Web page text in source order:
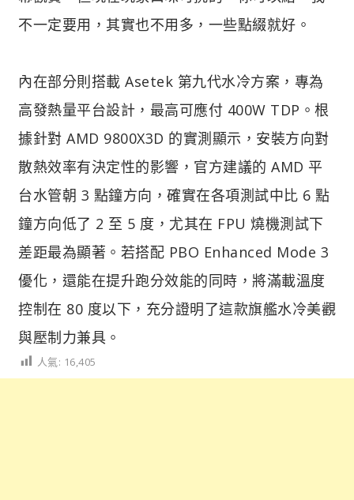
不一定要用，其實也不用多，一些點綴就好。
內在部分則搭載 Asetek 第九代水冷方案，專為
高發熱量平台設計，最高可應付 400W TDP。根
據針對 AMD 9800X3D 的實測顯示，安裝方向對
散熱效率有決定性的影響，官方建議的 AMD 平
台水管朝 3 點鐘方向，確實在各項測試中比 6 點
鐘方向低了 2 至 5 度，尤其在 FPU 燒機測試下
差距最為顯著。若搭配 PBO Enhanced Mode 3
優化，還能在提升跑分效能的同時，將滿載溫度
控制在 80 度以下，充分證明了這款旗艦水冷美觀
與壓制力兼具。
人氣: 16,405